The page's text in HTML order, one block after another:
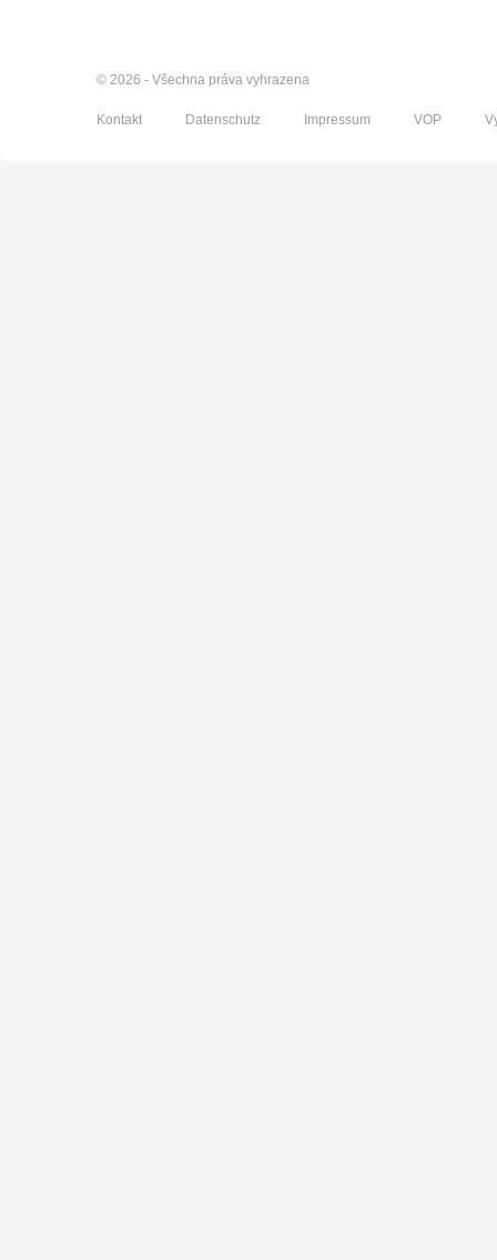
© 2026 - Všechna práva vyhrazena
Kontakt Datenschutz Impressum VOP